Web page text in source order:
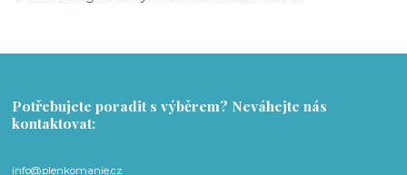
Potřebujete poradit s výběrem? Neváhejte nás
kontaktovat:
info@plenkomanie.cz